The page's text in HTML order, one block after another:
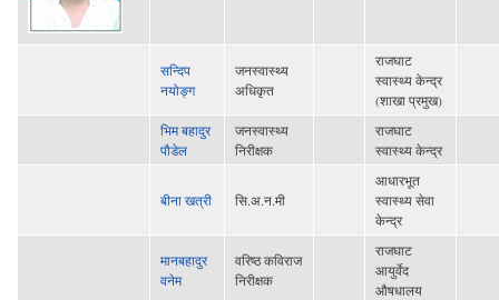
सन्दिप
नयोङ्ग
जनस्वास्थ्य
अधिकृत
राजघाट
स्वास्थ्य केन्द्र
(शाखा प्रमुख)
भिम बहादुर
पौडेल
जनस्वास्थ्य
निरीक्षक
राजघाट
स्वास्थ्य केन्द्र
बीना खत्री सि.अ.न.मी
आधारभूत
स्वास्थ्य सेवा
केन्द्र
मानबहादुर
वनेम
वरिष्ठ कविराज
निरीक्षक
राजघाट
आयुर्वेद
औषधालय